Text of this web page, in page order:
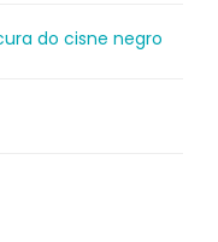
do cisne negro